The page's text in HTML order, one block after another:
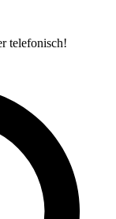
telefonisch!